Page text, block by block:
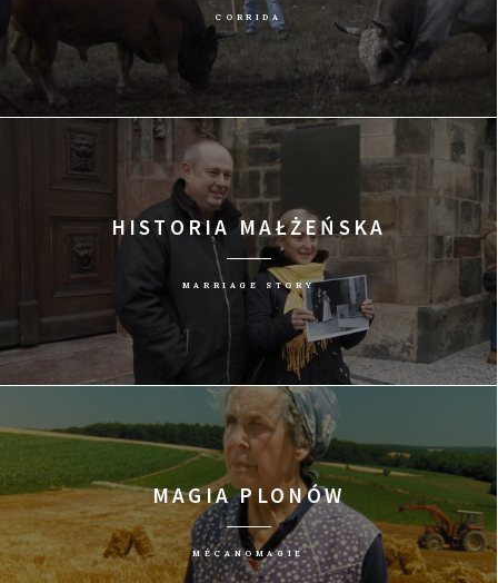
CORRIDA
HISTORIA MAŁŻEŃSKA
MARRIAGE STORY
MAGIA PLONÓW
MÉCANOMAGIE